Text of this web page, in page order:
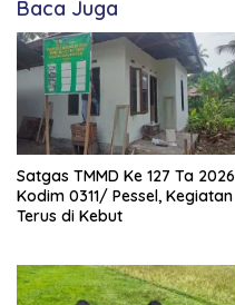
TMMD
TMMD
Baca Juga
Satgas TMMD Ke 127 Ta 2026
Kodim 0311/ Pessel, Kegiatan
Terus di Kebut